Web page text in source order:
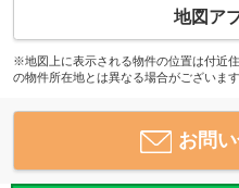
地図ア
※地図上に表示される物件の位置は付近
の物件所在地とは異なる場合がございます
お問